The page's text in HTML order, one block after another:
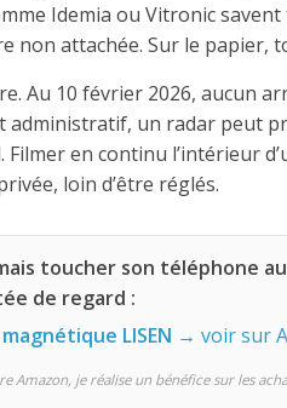
Idemia ou Vitronic
non attachée. Sur le papier,
Au 10 février 2026, aucun
administratif, un radar peut
en continu l’intérieur
loin d’être réglés.
toucher son téléphone
de regard :
LISEN → voir sur
Amazon, je réalise un bénéfice sur les